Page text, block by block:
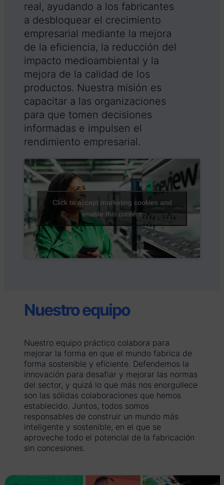
real, ayudando a los fabricantes
a desbloquear el crecimiento
empresarial mediante la mejora
de la eficiencia, la reducción del
impacto medioambiental y la
mejora de la calidad de los
productos. Nuestra misión es
capacitar a las organizaciones
para que tomen decisiones
informadas e impulsen el
rendimiento empresarial.
Click to accept marketing cookies and
enable this content
Nuestro equipo
Nuestro equipo práctico colabora para
mejorar la forma en que el mundo fabrica de
forma sostenible y eficiente. Defendemos la
innovación para desafiar y mejorar las normas
del sector, y quizá lo que más nos enorgullece
son las sólidas colaboraciones que hemos
establecido. Juntos, todos somos
responsables de construir un mundo más
inteligente y sostenible, en el que se
aproveche todo el potencial de la fabricación
sin concesiones.